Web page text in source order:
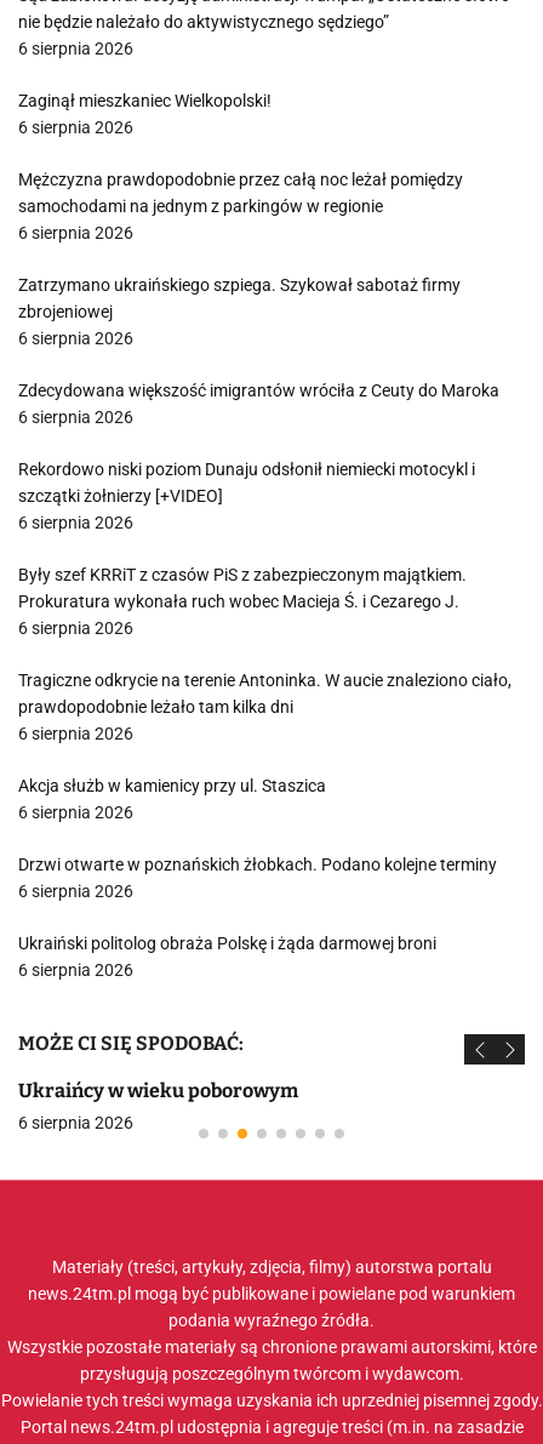
nie będzie należało do aktywistycznego sędziego”
6 sierpnia 2026
Zaginął mieszkaniec Wielkopolski!
6 sierpnia 2026
Mężczyzna prawdopodobnie przez całą noc leżał pomiędzy
samochodami na jednym z parkingów w regionie
6 sierpnia 2026
Zatrzymano ukraińskiego szpiega. Szykował sabotaż firmy
zbrojeniowej
6 sierpnia 2026
Zdecydowana większość imigrantów wróciła z Ceuty do Maroka
6 sierpnia 2026
Rekordowo niski poziom Dunaju odsłonił niemiecki motocykl i
szczątki żołnierzy [+VIDEO]
6 sierpnia 2026
Były szef KRRiT z czasów PiS z zabezpieczonym majątkiem.
Prokuratura wykonała ruch wobec Macieja Ś. i Cezarego J.
6 sierpnia 2026
Tragiczne odkrycie na terenie Antoninka. W aucie znaleziono ciało,
prawdopodobnie leżało tam kilka dni
6 sierpnia 2026
Akcja służb w kamienicy przy ul. Staszica
6 sierpnia 2026
Drzwi otwarte w poznańskich żłobkach. Podano kolejne terminy
6 sierpnia 2026
Ukraiński politolog obraża Polskę i żąda darmowej broni
6 sierpnia 2026
MOŻE CI SIĘ SPODOBAĆ:
Ukraińcy w wieku poborowym
6 sierpnia 2026
Materiały (treści, artykuły, zdjęcia, filmy) autorstwa portalu
news.24tm.pl mogą być publikowane i powielane pod warunkiem
podania wyraźnego źródła.
Wszystkie pozostałe materiały są chronione prawami autorskimi, które
przysługują poszczególnym twórcom i wydawcom.
Powielanie tych treści wymaga uzyskania ich uprzedniej pisemnej zgody.
Portal news.24tm.pl udostępnia i agreguje treści (m.in. na zasadzie